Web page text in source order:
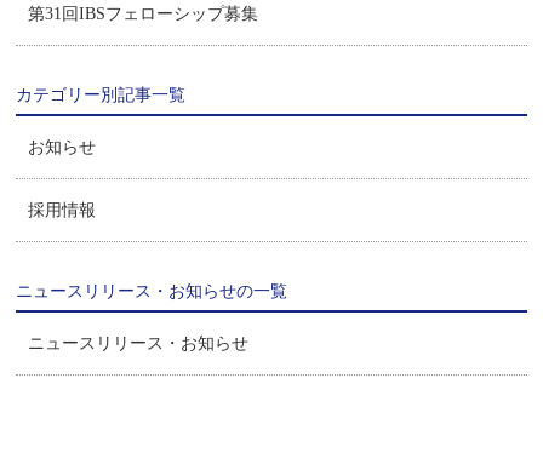
第31回IBSフェローシップ募集
カテゴリー別記事一覧
お知らせ
採用情報
ニュースリリース・お知らせの一覧
ニュースリリース・お知らせ